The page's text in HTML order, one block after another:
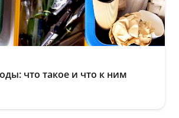
что такое и что к ним